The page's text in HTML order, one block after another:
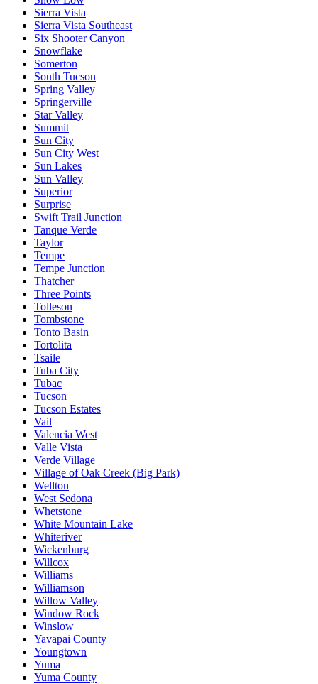
Sierra Vista
Sierra Vista Southeast
Six Shooter Canyon
Snowflake
Somerton
South Tucson
Spring Valley
Springerville
Star Valley
Summit
Sun City
Sun City West
Sun Lakes
Sun Valley
Superior
Surprise
Swift Trail Junction
Tanque Verde
Taylor
Tempe
Tempe Junction
Thatcher
Three Points
Tolleson
Tombstone
Tonto Basin
Tortolita
Tsaile
Tuba City
Tubac
Tucson
Tucson Estates
Vail
Valencia West
Valle Vista
Verde Village
Village of Oak Creek (Big Park)
Wellton
West Sedona
Whetstone
White Mountain Lake
Whiteriver
Wickenburg
Willcox
Williams
Williamson
Willow Valley
Window Rock
Winslow
Yavapai County
Youngtown
Yuma
Yuma County